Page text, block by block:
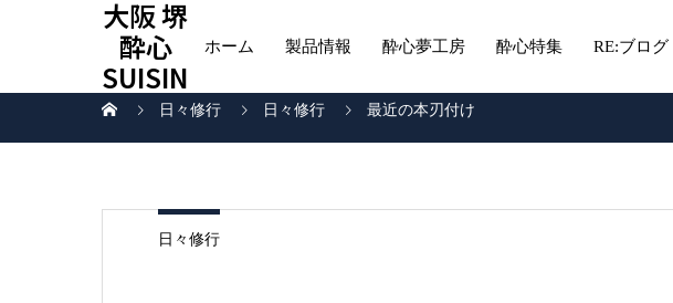
大阪 堺
酔心
SUISIN
ホーム 製品情報 酔心夢工房 酔心特集 RE:ブログ
日々修行 日々修行 最近の本刃付け
日々修行